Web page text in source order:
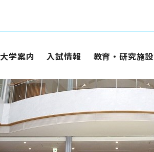
大学案内 入試情報 教育・研究施設